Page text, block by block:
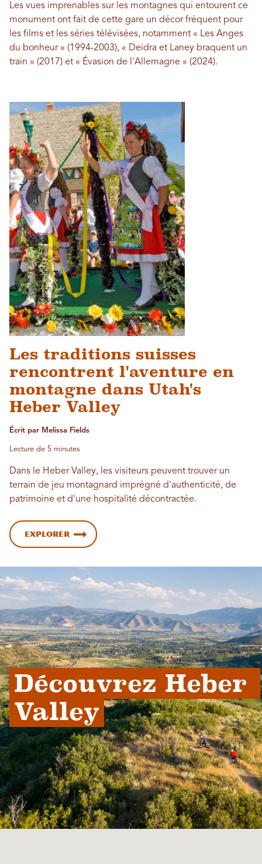
Les vues imprenables sur les montagnes qui entourent ce
monument ont fait de cette gare un décor fréquent pour
les films et les séries télévisées, notamment « Les Anges
du bonheur » (1994-2003), « Deidra et Laney braquent un
train » (2017) et « Évasion de l'Allemagne » (2024).
Les traditions suisses
rencontrent l'aventure en
montagne dans Utah's
Heber Valley
Écrit par Melissa Fields
Lecture de 5 minutes
Dans le Heber Valley, les visiteurs peuvent trouver un
terrain de jeu montagnard imprégné d'authenticité, de
patrimoine et d'une hospitalité décontractée.
Explorer
Découvrez Heber
Valley